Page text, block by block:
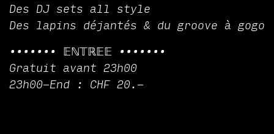
Des DJ sets all style
Des lapins déjantés & du groove à gogo
••••••• 𝔼ℕ𝕋ℝ𝔼𝔼 •••••••
Gratuit avant 23h00
23h00-End : CHF 20.-